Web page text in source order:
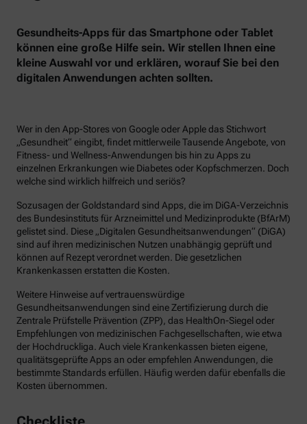
Gesundheits-Apps für das Smartphone oder Tablet
können eine große Hilfe sein. Wir stellen Ihnen eine
kleine Auswahl vor und erklären, worauf Sie bei den
digitalen Anwendungen achten sollten.
Wer in den App-Stores von Google oder Apple das Stichwort
„Gesundheit“ eingibt, findet mittlerweile Tausende Angebote, von
Fitness- und Wellness-Anwendungen bis hin zu Apps zu
einzelnen Erkrankungen wie Diabetes oder Kopfschmerzen. Doch
welche sind wirklich hilfreich und seriös?
Sozusagen der Goldstandard sind Apps, die im DiGA-Verzeichnis
des Bundesinstituts für Arzneimittel und Medizinprodukte (BfArM)
gelistet sind. Diese „Digitalen Gesundheitsanwendungen“ (DiGA)
sind auf ihren medizinischen Nutzen unabhängig geprüft und
können auf Rezept verordnet werden. Die gesetzlichen
Krankenkassen erstatten die Kosten.
Weitere Hinweise auf vertrauenswürdige
Gesundheitsanwendungen sind eine Zertifizierung durch die
Zentrale Prüfstelle Prävention (ZPP), das HealthOn-Siegel oder
Empfehlungen von medizinischen Fachgesellschaften, wie etwa
der Hochdruckliga. Auch viele Krankenkassen bieten eigene,
qualitätsgeprüfte Apps an oder empfehlen Anwendungen, die
bestimmte Standards erfüllen. Häufig werden dafür ebenfalls die
Kosten übernommen.